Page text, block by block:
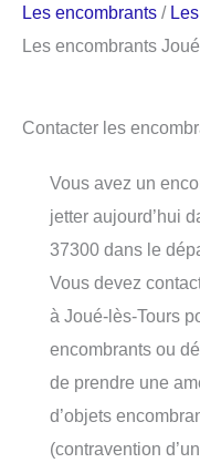
Les encombrants /
Les encombrants
Contacter les
Vous avez un
jetter aujourd’hui
37300 dans le
Vous devez
à Joué-lès-Tours
encombrants ou
de prendre une
d’objets
(contravention